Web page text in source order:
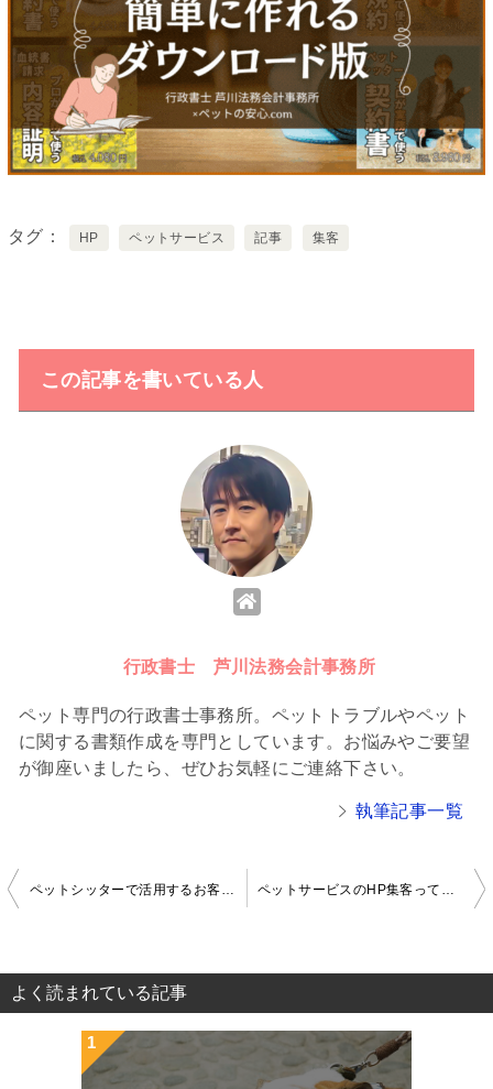
タグ HP ペットサービス 記事 集客
この記事を書いている人
行政書士 芦川法務会計事務所
ペット専門の行政書士事務所。ペットトラブルやペット
に関する書類作成を専門としています。お悩みやご要望
が御座いましたら、ぜひお気軽にご連絡下さい。
執筆記事一覧
投
ナ
ビ
ペットシッターで活用するお客様カルテの効果的な書き方 ペットサービスのHP集客って、どんな記事を書くの？（その２）
よく読まれている記事